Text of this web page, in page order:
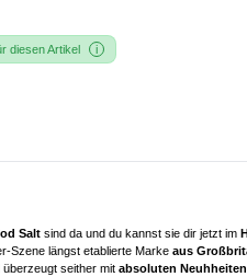
diesen Artikel
Salt sind da und du kannst sie dir jetzt im
Szene längst etablierte Marke aus
seither mit absoluten Neuhheiten